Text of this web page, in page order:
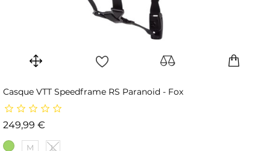
Casque VTT Speedframe RS Paranoid - Fox
249,99 €
M L